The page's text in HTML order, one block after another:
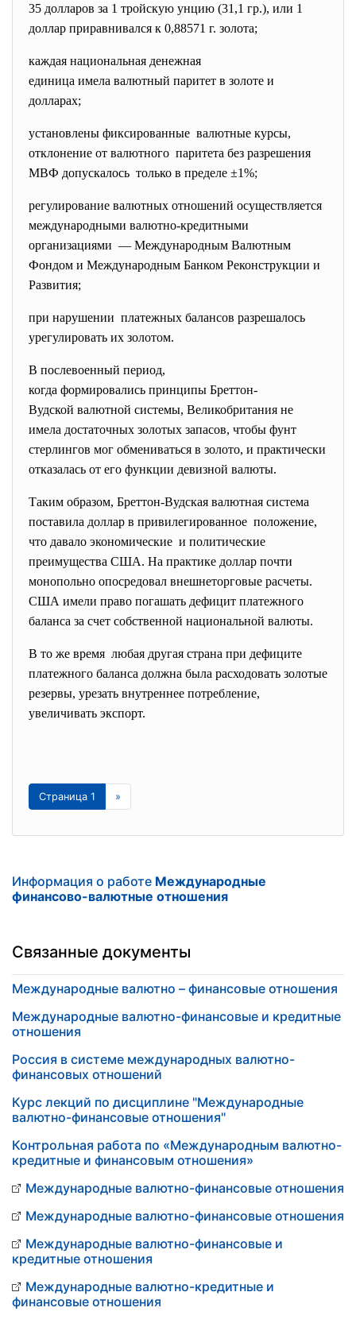
35 долларов за 1 тройскую унцию (31,1 гр.), или 1
доллар приравнивался к 0,88571 г. золота;
каждая национальная денежная
единица имела валютный паритет в золоте и
долларах;
установлены фиксированные валютные курсы,
отклонение от валютного паритета без разрешения
МВФ допускалось только в пределе ±1%;
регулирование валютных отношений осуществляется
международными валютно-кредитными
организациями — Международным Валютным
Фондом и Международным Банком Реконструкции и
Развития;
при нарушении платежных балансов разрешалось
урегулировать их золотом.
В послевоенный период,
когда формировались принципы Бреттон-
Вудской валютной системы, Великобритания не
имела достаточных золотых запасов, чтобы фунт
стерлингов мог обмениваться в золото, и практически
отказалась от его функции девизной валюты.
Таким образом, Бреттон-Вудская валютная система
поставила доллар в привилегированное положение,
что давало экономические и политические
преимущества США. На практике доллар почти
монопольно опосредовал внешнеторговые расчеты.
США имели право погашать дефицит платежного
баланса за счет собственной национальной валюты.
В то же время любая другая страна при дефиците
платежного баланса должна была расходовать золотые
резервы, урезать внутреннее потребление,
увеличивать экспорт.
Страница 1 »
Информация о работе Международные
финансово-валютные отношения
Связанные документы
Международные валютно – финансовые отношения
Международные валютно-финансовые и кредитные
отношения
Россия в системе международных валютно-
финансовых отношений
Курс лекций по дисциплине "Международные
валютно-финансовые отношения"
Контрольная работа по «Международным валютно-
кредитные и финансовым отношения»
Международные валютно-финансовые отношения
Международные валютно-финансовые отношения
Международные валютно-финансовые и
кредитные отношения
Международные валютно-кредитные и
финансовые отношения